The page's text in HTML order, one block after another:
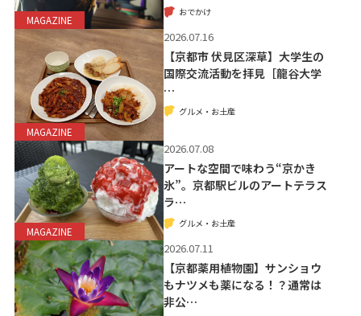
MAGAZINE
おでかけ
MAGAZINE
2026.07.16
【京都市 伏見区深草】大学生の
国際交流活動を拝見［龍谷大学
…
グルメ・お土産
MAGAZINE
2026.07.08
アートな空間で味わう“京かき
氷”。京都駅ビルのアートテラス
ラ…
グルメ・お土産
2026.07.11
【京都薬用植物園】サンショウ
もナツメも薬になる！？通常は
非公…